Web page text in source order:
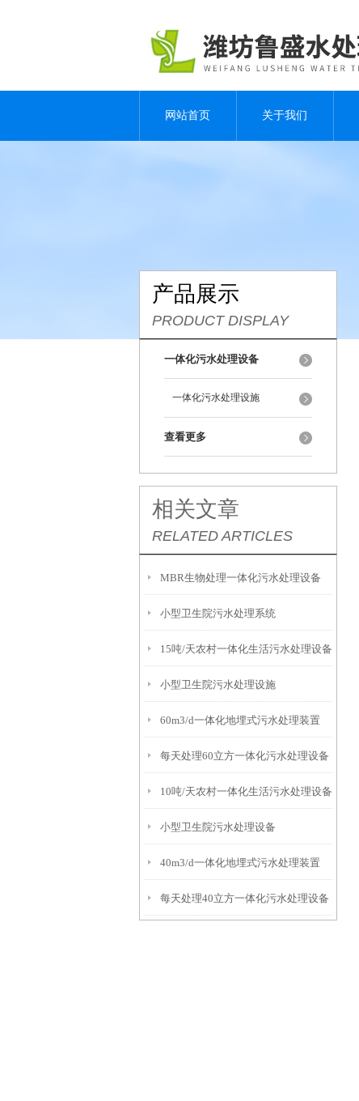
网站首页 关于我们
产品展示
PRODUCT DISPLAY
一体化污水处理设备
一体化污水处理设施
查看更多
相关文章
RELATED ARTICLES
MBR生物处理一体化污水处理设备
小型卫生院污水处理系统
15吨/天农村一体化生活污水处理设备
小型卫生院污水处理设施
60m3/d一体化地埋式污水处理装置
每天处理60立方一体化污水处理设备
10吨/天农村一体化生活污水处理设备
小型卫生院污水处理设备
40m3/d一体化地埋式污水处理装置
每天处理40立方一体化污水处理设备